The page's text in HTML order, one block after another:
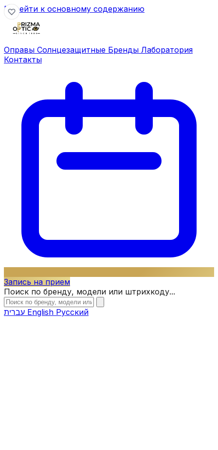
Перейти к основному содержанию
Оправы Солнцезащитные Бренды Лаборатория
Контакты
Запись на прием
Поиск по бренду, модели или штрихкоду...
English Русский